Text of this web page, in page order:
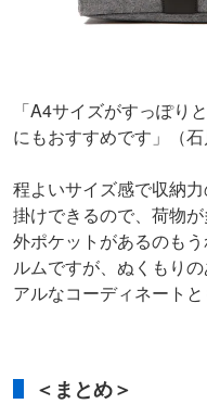
「A4サイズがすっぽり
にもおすすめです」（石
程よいサイズ感で収納
掛けできるので、荷物
外ポケットがあるのも
ルムですが、ぬくもり
アルなコーディネートと
＜まとめ＞